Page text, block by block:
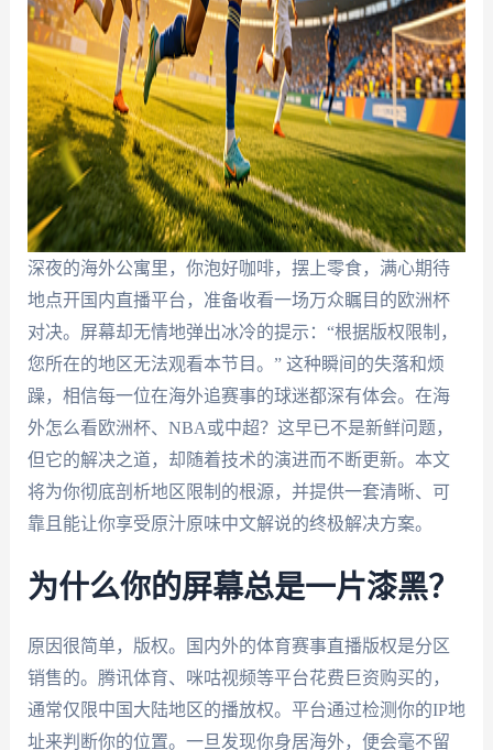
深夜的海外公寓里，你泡好咖啡，摆上零食，满心期待
地点开国内直播平台，准备收看一场万众瞩目的欧洲杯
对决。屏幕却无情地弹出冰冷的提示：“根据版权限制，
您所在的地区无法观看本节目。” 这种瞬间的失落和烦
躁，相信每一位在海外追赛事的球迷都深有体会。在海
外怎么看欧洲杯、NBA或中超？这早已不是新鲜问题，
但它的解决之道，却随着技术的演进而不断更新。本文
将为你彻底剖析地区限制的根源，并提供一套清晰、可
靠且能让你享受原汁原味中文解说的终极解决方案。
为什么你的屏幕总是一片漆黑？
原因很简单，版权。国内外的体育赛事直播版权是分区
销售的。腾讯体育、咪咕视频等平台花费巨资购买的，
通常仅限中国大陆地区的播放权。平台通过检测你的IP地
址来判断你的位置。一旦发现你身居海外，便会毫不留